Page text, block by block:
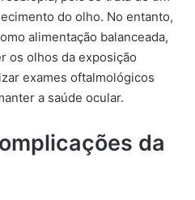
do olho. No entanto,
alimentação balanceada,
os olhos da exposição
exames oftalmológicos
a saúde ocular.
da